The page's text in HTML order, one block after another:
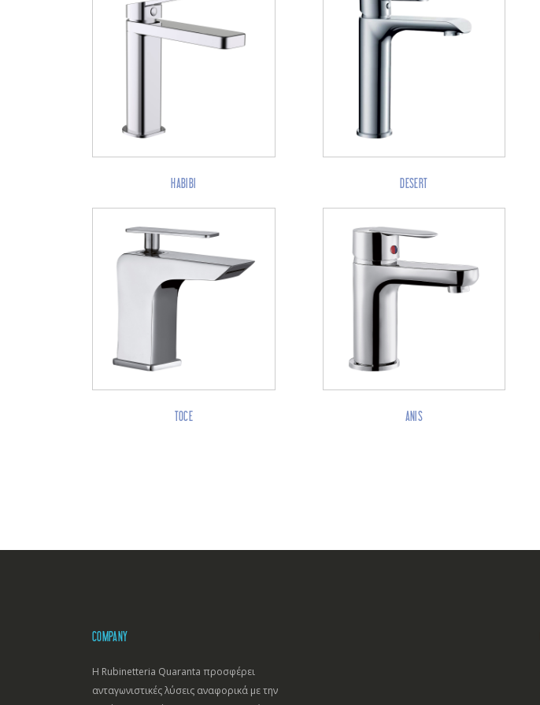
HABIBI DESERT
TOCE ANIS
COMPANY
Η Rubinetteria Quaranta προσφέρει
ανταγωνιστικές λύσεις αναφορικά με την